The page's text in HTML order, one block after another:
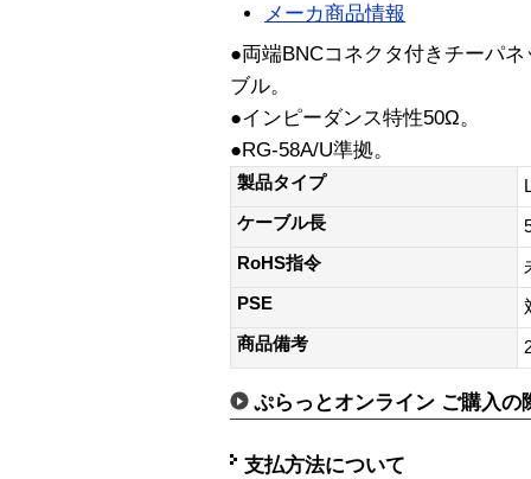
メーカ商品情報
●両端BNCコネクタ付きチーパ
ブル。
●インピーダンス特性50Ω。
●RG-58A/U準拠。
製品タイプ
ケーブル長
RoHS指令
PSE
商品備考
ぷらっとオンライン ご購入の
支払方法について